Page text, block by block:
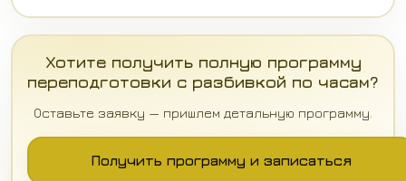
Хотите получить полную программу
переподготовки с разбивкой по часам?
Оставьте заявку — пришлем детальную программу.
Получить программу и записаться